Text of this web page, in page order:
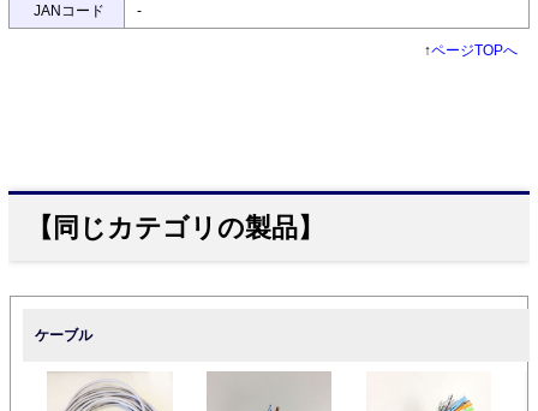
JANコード -
↑ページTOPへ
【同じカテゴリの製品】
ケーブル